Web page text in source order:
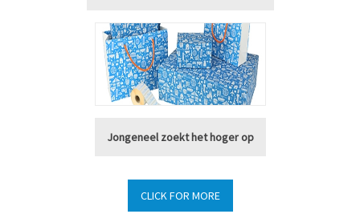
Jongeneel zoekt het hoger op
CLICK FOR MORE